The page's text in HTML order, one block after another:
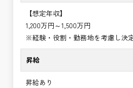
【想定年収】
1,200万円～1,500万円
※経験・役割・勤務地を考慮し決
昇給
昇給あり